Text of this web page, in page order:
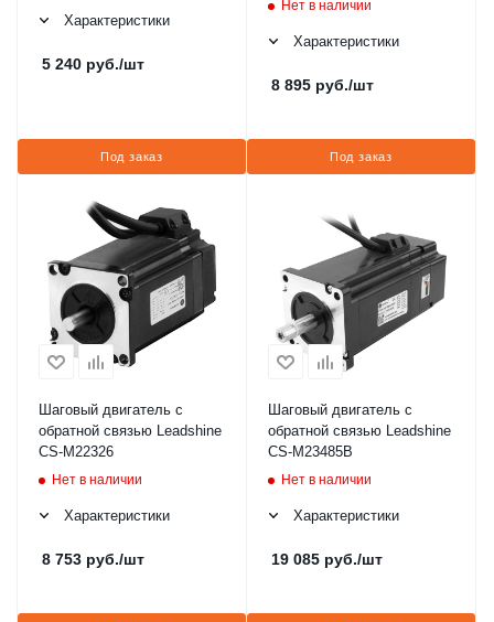
Характеристики
5 240 руб./шт
Под заказ
Нет в наличии
Характеристики
8 895 руб./шт
Под заказ
Шаговый двигатель с
обратной связью Leadshine
CS-M22326
Нет в наличии
Характеристики
8 753 руб./шт
Шаговый двигатель с
обратной связью Leadshine
CS-M23485B
Нет в наличии
Характеристики
19 085 руб./шт